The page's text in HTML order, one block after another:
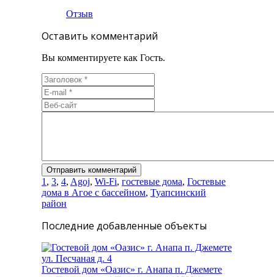
Отзыв
Оставить комментарий
Вы комментируете как Гость.
1 , 3, 4, Agoj, Wi-Fi, гостевые дома, Гостевые
дома в Агое с бассейном, Туапсинский
район
Последние добавленные объекты
Гостевой дом «Оазис» г. Анапа п. Джемете